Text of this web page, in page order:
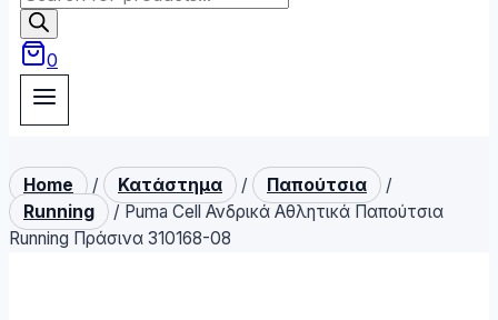
search
0
Home / Κατάστημα / Παπούτσια
/
Running
/ Puma Cell Ανδρικά Αθλητικά Παπούτσια
Running Πράσινα 310168-08